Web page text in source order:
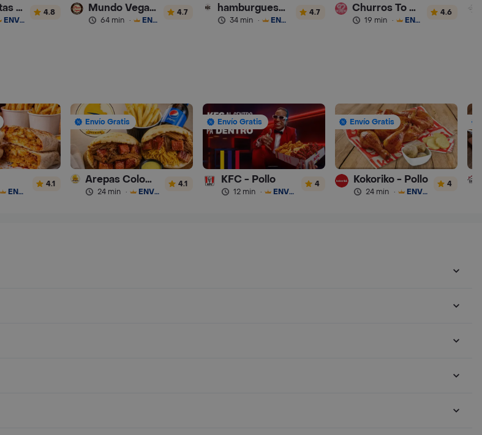
Empanaditas de Pipian - Empanadas
ENVÍO GRATIS
4.8 Mundo Vegano
64 min · ENVÍO GRATIS
4.7 hamburguesas Rustica (RDC)
34 min · ENVÍO GRATIS
4.7 Churros To Go
19 min · ENVÍO GRATIS
4.6
ENVÍO GRATIS
4.1
Envío Gratis
Arepas Colombianas Premium
24 min · ENVÍO GRATIS
4.1
Envío Gratis
KFC - Pollo
12 min · ENVÍO GRATIS
4
Envío Gratis
Kokoriko - Pollo
24 min · ENVÍO GRATIS
4